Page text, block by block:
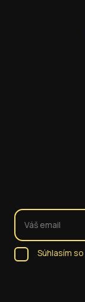
Súhlasím so